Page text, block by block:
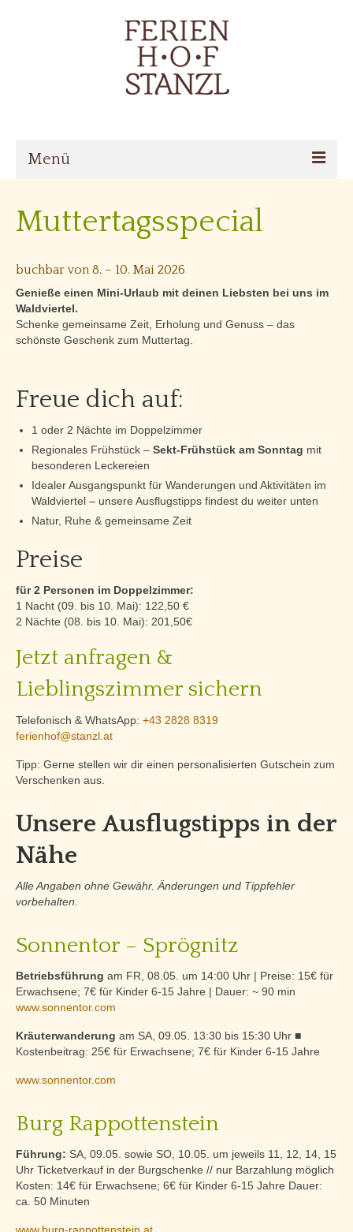
Menü
Über den Hof
Zimmer
Angebote
Online buchen
Muttertagsspecial
buchbar von 8. – 10. Mai 2026
Genieße einen Mini-Urlaub mit deinen Liebsten bei uns im
Waldviertel.
Schenke gemeinsame Zeit, Erholung und Genuss – das
schönste Geschenk zum Muttertag.
Freue dich auf:
1 oder 2 Nächte im Doppelzimmer
Regionales Frühstück – Sekt-Frühstück am Sonntag mit
besonderen Leckereien
Idealer Ausgangspunkt für Wanderungen und Aktivitäten im
Waldviertel – unsere Ausflugstipps findest du weiter unten
Natur, Ruhe & gemeinsame Zeit
Preise
für 2 Personen im Doppelzimmer:
1 Nacht (09. bis 10. Mai): 122,50 €
2 Nächte (08. bis 10. Mai): 201,50€
Jetzt anfragen &
Lieblingszimmer sichern
Telefonisch & WhatsApp: +43 2828 8319
ferienhof@stanzl.at
Tipp: Gerne stellen wir dir einen personalisierten Gutschein zum
Verschenken aus.
Unsere Ausflugstipps in der
Nähe
Alle Angaben ohne Gewähr. Änderungen und Tippfehler
vorbehalten.
Sonnentor – Sprögnitz
Betriebsführung am FR, 08.05. um 14:00 Uhr | Preise: 15€ für
Erwachsene; 7€ für Kinder 6-15 Jahre | Dauer: ~ 90 min
www.sonnentor.com
Kräuterwanderung am SA, 09.05. 13:30 bis 15:30 Uhr ■
Kostenbeitrag: 25€ für Erwachsene; 7€ für Kinder 6-15 Jahre
www.sonnentor.com
Burg Rappottenstein
Führung: SA, 09.05. sowie SO, 10.05. um jeweils 11, 12, 14, 15
Uhr Ticketverkauf in der Burgschenke // nur Barzahlung möglich
Kosten: 14€ für Erwachsene; 6€ für Kinder 6-15 Jahre Dauer:
ca. 50 Minuten